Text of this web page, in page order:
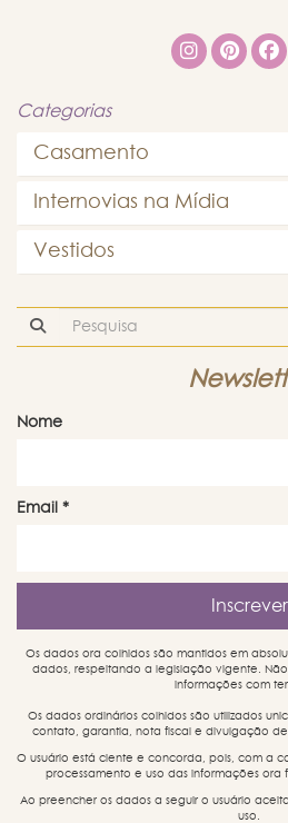
Categorias
Casamento
Internovias na Mídia
Vestidos
Nome
Email *
Os dados ora colhidos são mantidos em
dados, respeitando a legislação vigente.
informações com
Os dados ordinários colhidos são utilizados
contato, garantia, nota fiscal e divulgação
O usuário está ciente e concorda, pois, com a
processamento e uso das informações ora
Ao preencher os dados a seguir o usuário
uso.